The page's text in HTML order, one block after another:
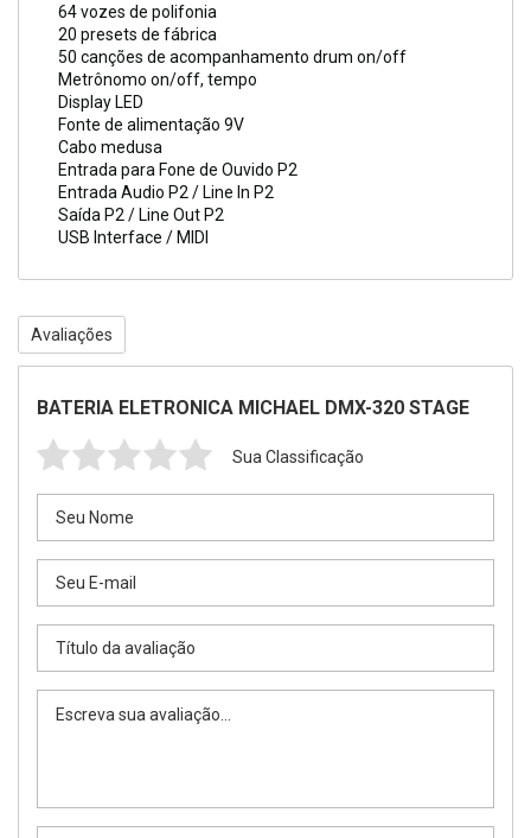
64 vozes de polifonia
20 presets de fábrica
50 canções de acompanhamento drum on/off
Metrônomo on/off, tempo
Display LED
Fonte de alimentação 9V
Cabo medusa
Entrada para Fone de Ouvido P2
Entrada Audio P2 / Line In P2
Saída P2 / Line Out P2
USB Interface / MIDI
Avaliações
BATERIA ELETRONICA MICHAEL DMX-320 STAGE
Sua Classificação